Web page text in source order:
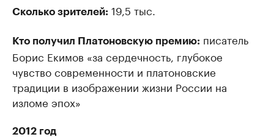
Управляйте страницей компании и развивайте личные
бренды спикеров бизнеса
Посмотрите
Сколько зрителей: 19,5 тыс.
Кто получил Платоновскую премию: писатель
Борис Екимов «за сердечность, глубокое
чувство современности и платоновские
традиции в изображении жизни России на
изломе эпох»
2012 год